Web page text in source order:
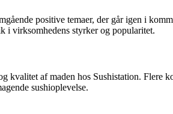
positive temaer, der går igen i
i virksomhedens styrker og popularitet.
kvalitet af maden hos Sushistation.
sushioplevelse.